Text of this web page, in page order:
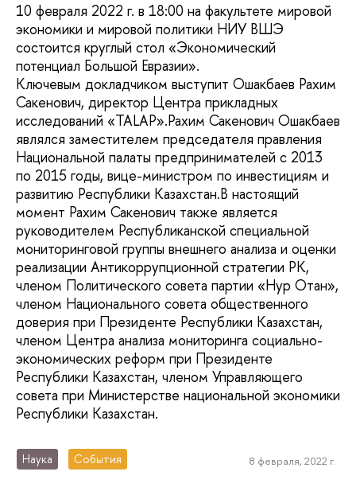
10 февраля 2022 г. в 18:00 на факультете мировой
экономики и мировой политики НИУ ВШЭ
состоится круглый стол «Экономический
потенциал Большой Евразии».
Ключевым докладчиком выступит Ошакбаев Рахим
Сакенович, директор Центра прикладных
исследований «TALAP».Рахим Сакенович Ошакбаев
являлся заместителем председателя правления
Национальной палаты предпринимателей с 2013
по 2015 годы, вице-министром по инвестициям и
развитию Республики Казахстан.В настоящий
момент Рахим Сакенович также является
руководителем Республиканской специальной
мониторинговой группы внешнего анализа и оценки
реализации Антикоррупционной стратегии РК,
членом Политического совета партии «Нур Отан»,
членом Национального совета общественного
доверия при Президенте Республики Казахстан,
членом Центра анализа мониторинга социально-
экономических реформ при Президенте
Республики Казахстан, членом Управляющего
совета при Министерстве национальной экономики
Республики Казахстан.
Наука События 8 февраля, 2022 г.